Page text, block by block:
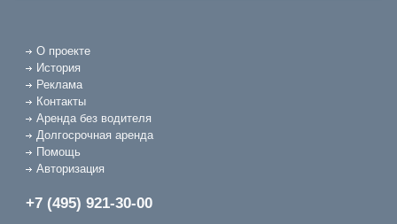
О проекте
История
Реклама
Контакты
Аренда без водителя
Долгосрочная аренда
Помощь
Авторизация
+7 (495) 921-30-00